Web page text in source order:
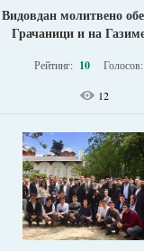
Видовдан молитвено
Грачаници и на
Рейтинг: 10 Голосов:
12